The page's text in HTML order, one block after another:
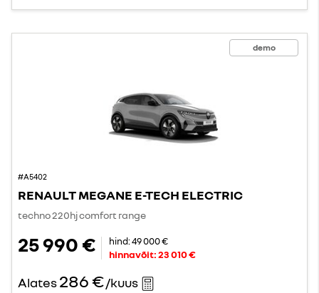
demo
#A5402
RENAULT MEGANE E-TECH ELECTRIC
techno 220hj comfort range
25 990 € hind:49 000 €
hinnavõit:23 010 €
Alates286 €/kuus